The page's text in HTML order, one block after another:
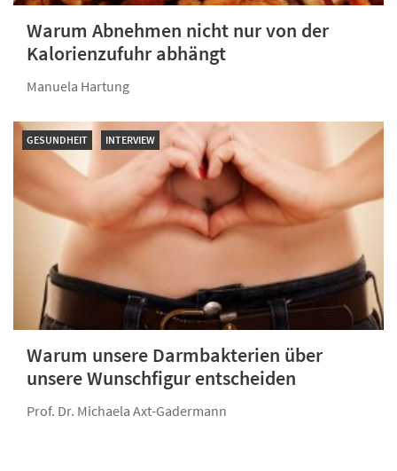
Warum Abnehmen nicht nur von der
Kalorienzufuhr abhängt
Manuela Hartung
GESUNDHEIT INTERVIEW
Warum unsere Darmbakterien über
unsere Wunschfigur entscheiden
Prof. Dr. Michaela Axt-Gadermann